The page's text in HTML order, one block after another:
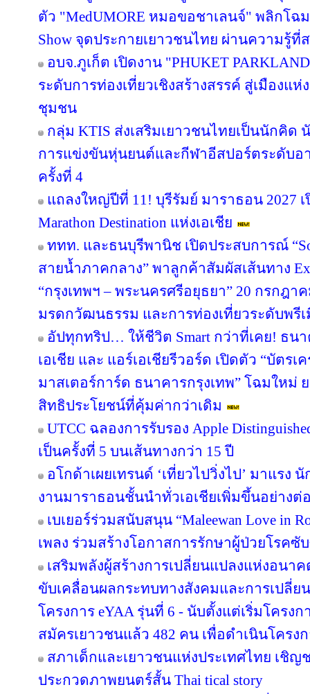
ตัว "MedUMORE หมอขอชาเลนจ์" พลิกโฉม
Show จุดประกายเยาวชนไทย ผ่านความรู้ที่
อบจ.ภูเก็ต เปิดงาน "PHUKET
ระดับการท่องเที่ยวเชิงสร้างสรรค์ สู่เมืองแ
ชุมชน
กลุ่ม KTIS ส่งเสริมเยาวชนไทยเป็นนักคิด
การแข่งขันหุ่นยนต์และกีฬาอีสปอร์ตระดับอ
ครั้งที่ 4
แถลงใหญ่ปีที่ 11! บุรีรัมย์ มาราธอน 2027
Marathon Destination แห่งเอเชีย
ททท. และธนบุรีพานิช เปิดประสบการณ์
สายน้ำภาคกลาง” พาลูกค้าสัมผัสเส้นทาง
“กรุงเทพฯ – พระนครศรีอยุธยา” 20 กรกฎ
มรดกวัฒนธรรม และการท่องเที่ยวระดับพรี
อัปทุกทริป… ให้ชีวิต Smart กว่าที่เคย! ธน
เอเชีย และ แอร์เอเชียรีวอร์ด เปิดตัว “บัตร
มาสเตอร์การ์ด ธนาคารกรุงเทพ” โฉมใหม่
สิทธิประโยชน์ที่คุ้มค่ากว่าเดิม
UTCC ฉลองการรับรอง Apple
เป็นครั้งที่ 5 บนเส้นทางกว่า 15 ปี
อโกด้าเผยเทรนด์ ‘เที่ยวไปวิ่งไป’ มาแรง
งานมาราธอนชั้นนำทั่วเอเชียเพิ่มขึ้นอย่างต่
เบเยอร์ร่วมสนับสนุน “Maleewan Love in
เพลง ร่วมสร้างโอกาสการรักษาผู้ป่วยโรค
เสริมพลังผู้สร้างการเปลี่ยนแปลงแห่งอนา
ขับเคลื่อนผลกระทบทางสังคมและการเปลี่ย
โครงการ eYAA รุ่นที่ 6 - นับตั้งแต่เริ่มโครง
สมัครเยาวชนแล้ว 482 คน เพื่อดำเนินโครง
สภาเด็กและเยาวชนแห่งประเทศไทย เชิ
ประกวดภาพยนตร์สั้น Thai tical story